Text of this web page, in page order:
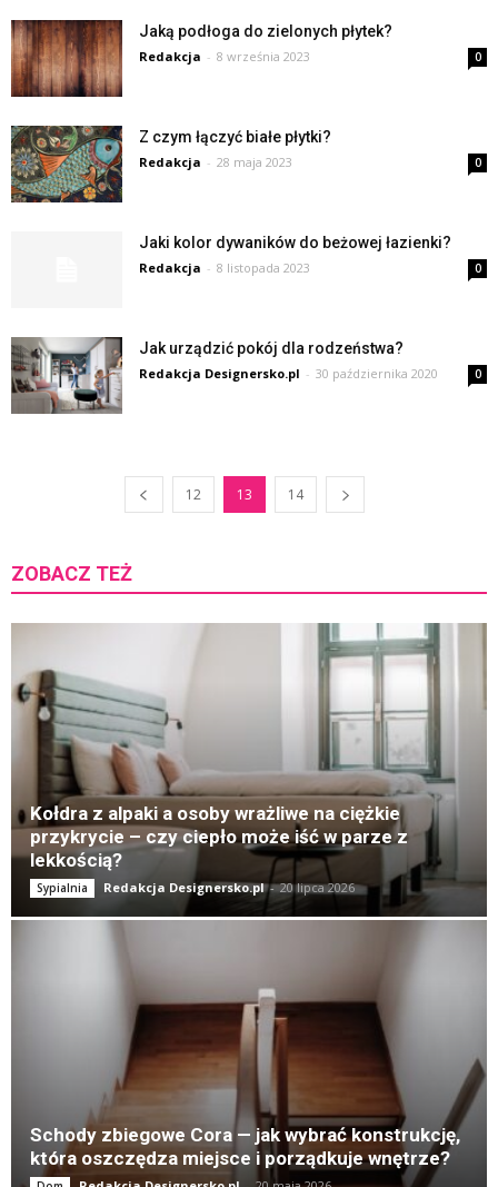
Jaką podłoga do zielonych płytek?
Redakcja - 8 września 2023 0
Z czym łączyć białe płytki?
Redakcja - 28 maja 2023 0
Jaki kolor dywaników do beżowej łazienki?
Redakcja - 8 listopada 2023 0
Jak urządzić pokój dla rodzeństwa?
Redakcja Designersko.pl - 30 października 2020 0
12 13 14
ZOBACZ TEŻ
Kołdra z alpaki a osoby wrażliwe na ciężkie
przykrycie – czy ciepło może iść w parze z
lekkością?
Sypialnia Redakcja Designersko.pl - 20 lipca 2026
Schody zbiegowe Cora — jak wybrać konstrukcję,
która oszczędza miejsce i porządkuje wnętrze?